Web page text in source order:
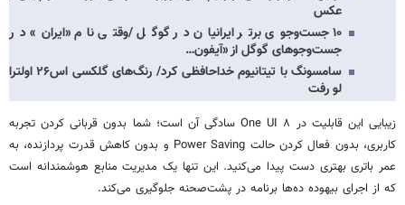
عکس
۱۰ جست‌وجوی برتر ایرانیان در گوگل /وقتی نام «ایران» در
جست‌وجوهای گوگل از «آیفون…
سامسونگ با تیتانیوم خداحافظی کرد/ رنگ‌های گلکسی اس۲۶ اولترا
لو رفت
زیبایی این قابلیت در One UI ۸ سادگی آن است؛ شما بدون قربانی کردن تجربه
کاربری، بدون فعال کردن حالت Power Saving و بدون کاهش قدرت پردازنده، به
عمر باتری بهتری دست پیدا می‌کنید. این تنها یک مدیریت منابع هوشمندانه است
که از اجرای بیهوده ده‌ها برنامه در پشت‌صحنه جلوگیری می‌کند.